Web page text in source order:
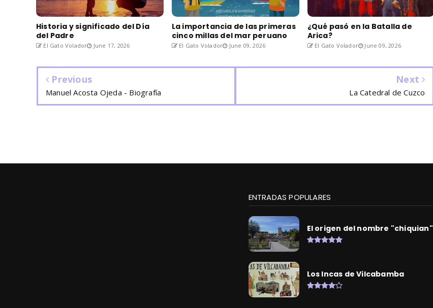
Historia y significado del Día
del Padre
El Gato Volador June 17, 2026
La importancia de las primeras
cinco millas del mar peruano
El Gato Volador June 09, 2026
¿Qué pasó en la Batalla de
Arica?
El Gato Volador June 09, 2026
Previous
Manuel Acosta Ojeda - Biografía
Next
La Catedral de Cuzco
ENTRADAS POPULARES
El origen del nombre "chiquian"
Los Incas de Vilcabamba